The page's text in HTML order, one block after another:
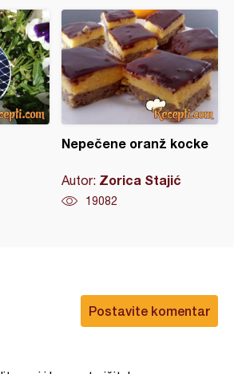
Nepečene oranž kocke
Autor: Zorica Stajić
19082
Postavite komentar